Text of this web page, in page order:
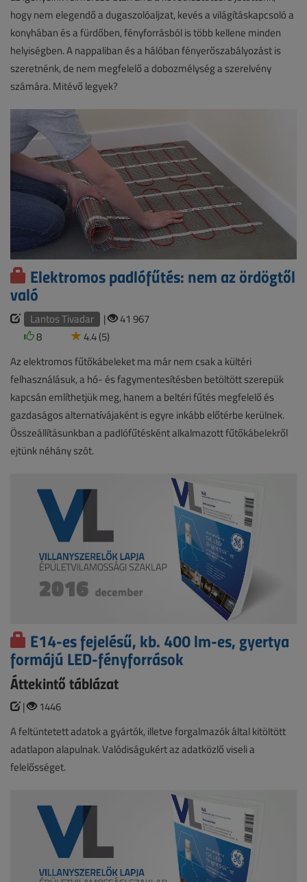
hogy nem elegendő a dugaszolóaljzat, kevés a világításkapcsoló a
konyhában és a fürdőben, fényforrásból is több kellene minden
helyiségben. A nappaliban és a hálóban fényerőszabályozást is
szeretnénk, de nem megfelelő a dobozmélység a szerelvény
számára. Mitévő legyek?
Elektromos padlófűtés: nem az ördögtől
való
Lantos Tivadar |
41 967
8
4.4 (5)
Az elektromos fűtőkábeleket ma már nem csak a kültéri
felhasználásuk, a hó- és fagymentesítésben betöltött szerepük
kapcsán említhetjük meg, hanem a beltéri fűtés megfelelő és
gazdaságos alternatívájaként is egyre inkább előtérbe kerülnek.
Összeállításunkban a padlófűtésként alkalmazott fűtőkábelekről
ejtünk néhány szót.
E14-es fejelésű, kb. 400 lm-es, gyertya
formájú LED-fényforrások
Áttekintő táblázat
|
1446
A feltüntetett adatok a gyártók, illetve forgalmazók által kitöltött
adatlapon alapulnak. Valódiságukért az adatközlő viseli a
felelősséget.